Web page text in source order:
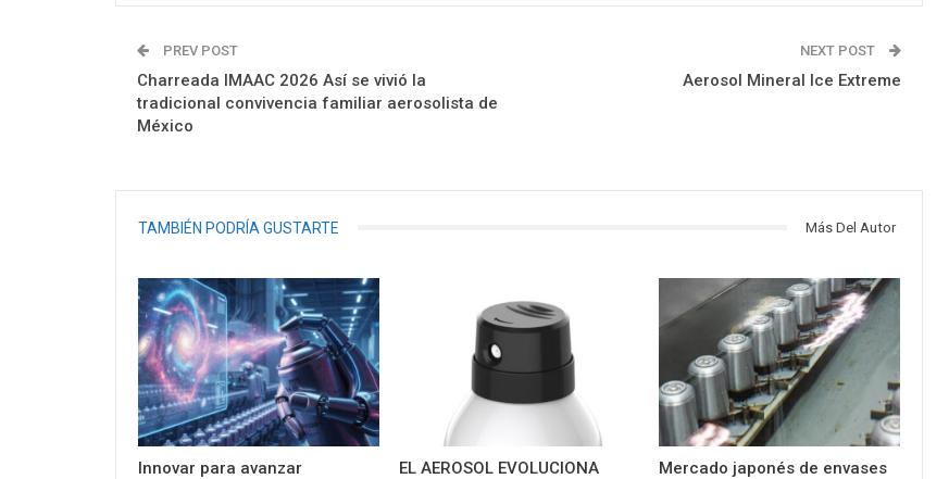
PREV POST
Charreada IMAAC 2026 Así se vivió la
tradicional convivencia familiar aerosolista de
México
NEXT POST
Aerosol Mineral Ice Extreme
TAMBIÉN PODRÍA GUSTARTE Más Del Autor
Innovar para avanzar
EL AEROSOL EVOLUCIONA
Mercado japonés de envases